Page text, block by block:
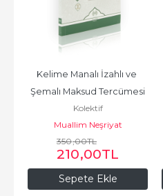
Sepete Ekle
Kelime Manalı İzahlı ve
Şemalı Maksud Tercümesi
Kolektif
Muallim Neşriyat
350,00TL
210,00TL